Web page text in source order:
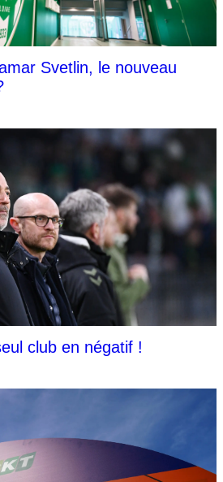
Svetlin, le nouveau
club en négatif !